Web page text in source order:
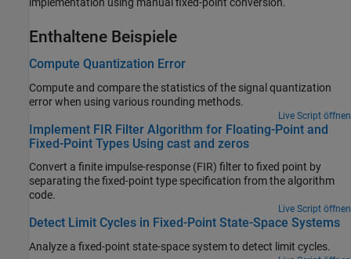
implementation using manual fixed-point conversion.
Enthaltene Beispiele
Compute Quantization Error
Compute and compare the statistics of the signal quantization
error when using various rounding methods.
Live Script öffnen
Implement FIR Filter Algorithm for Floating-Point and
Fixed-Point Types Using cast and zeros
Convert a finite impulse-response (FIR) filter to fixed point by
separating the fixed-point type specification from the algorithm
code.
Live Script öffnen
Detect Limit Cycles in Fixed-Point State-Space Systems
Analyze a fixed-point state-space system to detect limit cycles.